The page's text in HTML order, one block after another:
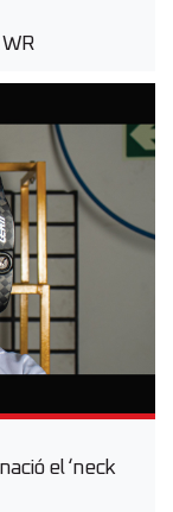
el ‘neck